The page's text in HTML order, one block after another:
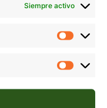
Siempre activo